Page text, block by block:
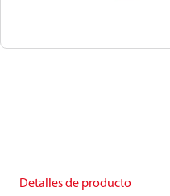
Detalles de producto